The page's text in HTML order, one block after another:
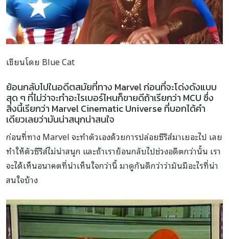
เขียนโดย Blue Cat
ย้อนกลับไปในอดีตสมัยที่ทาง Marvel ก่อนที่จะโด่งดังแบบ
สุด ๆ ที่ไม่ว่าจะทำอะไรเบอร์ไหนก็ขายดีถ้าเรียกว่า MCU ซึ่ง
สิ่งนี้เรียกว่า Marvel Cinematic Universe ที่บอกได้คำ
เดียวเลยว่ามันน่าสนุกน่าสนใจ
ก่อนที่ทาง Marvel จะทำตัวเองด้วยการปล่อยซีรีส์มาเยอะไป เลย
ทำให้ตัวซีรีส์ไม่น่าสนุก และถ้าเราย้อนกลับไปช่วงอดีตกว่านั้น เรา
จะได้เห็นอนาคตที่น่าเห็นใจกว่านี้ มาดูกันดีกว่าว่ามันมีอะไรที่น่า
สนใจบ้าง